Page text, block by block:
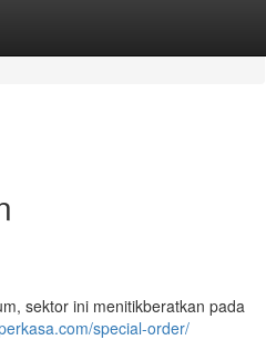
sektor ini menitikberatkan pada
special-order/